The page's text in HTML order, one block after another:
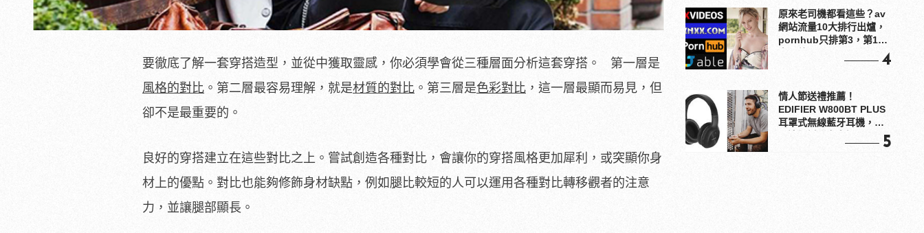
要徹底了解一套穿搭造型，並從中獲取靈感，你必須學會從三種層面分析這套穿搭。 第一層是
風格的對比 。第二層最容易理解，就是材質的對比 。第三層是色彩對比 ，這一層最顯而易見，但
卻不是最重要的。
良好的穿搭建立在這些對比之上。嘗試創造各種對比，會讓你的穿搭風格更加犀利，或突顯你身
材上的優點。對比也能夠修飾身材缺點，例如腿比較短的人可以運用各種對比轉移觀者的注意
力，並讓腿部顯長。
原來老司機都看這些？av
網站流量10大排行出爐，
pornhub只排第3，第1名
4
情人節送禮推薦！
EDIFIER W800BT PLUS
耳罩式無線藍牙耳機，在
5